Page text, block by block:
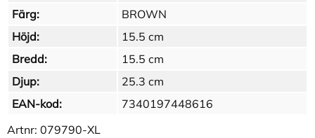
Färg:
BROWN
Höjd:
15.5 cm
Bredd:
15.5 cm
Djup:
25.3 cm
EAN-kod:
7340197448616
Artnr: 079790-XL